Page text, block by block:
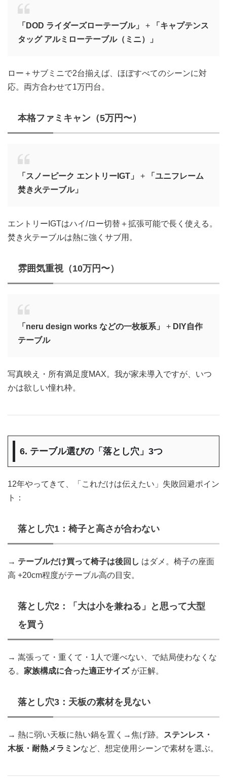
「DOD ライダーズローテーブル」 +
「キャプテンス
タッグ アルミローテーブル（ミニ）」
ロー＋サブミニで2台揃えば、ほぼすべてのシーンに対
応。両方合わせて1万円台。
本格ファミキャン（5万円〜）
「スノーピーク エントリーIGT」 +
「ユニフレーム
焚き火テーブル」
エントリーIGTはハイ/ロー切替＋拡張可能で長く使える。
焚き火テーブルは熱に強くサブ用。
雰囲気重視（10万円〜）
「neru design works などの一枚板系」 + DIY自作
テーブル
写真映え・所有満足度MAX。我が家未導入ですが、いつ
かは欲しい憧れ枠。
6. テーブル選びの「落とし穴」3つ
12年やってきて、「これだけは伝えたい」失敗回避ポイン
ト：
落とし穴1：椅子と高さが合わない
→ テーブルだけ買って椅子は後回し はダメ。椅子の座面
高 +20cm程度がテーブル高の目安。
落とし穴2：「大は小を兼ねる」と思って大型
を買う
→ 嵩張って・重くて・1人で運べない、で結局使わなくな
る。 家族構成に合った適正サイズが正解。
落とし穴3：天板の素材を見ない
→ 熱に弱い天板に熱い鍋を置く→焦げ跡。
ステンレス・
木板・耐熱メラミンなど、想定使用シーンで素材を選ぶ。